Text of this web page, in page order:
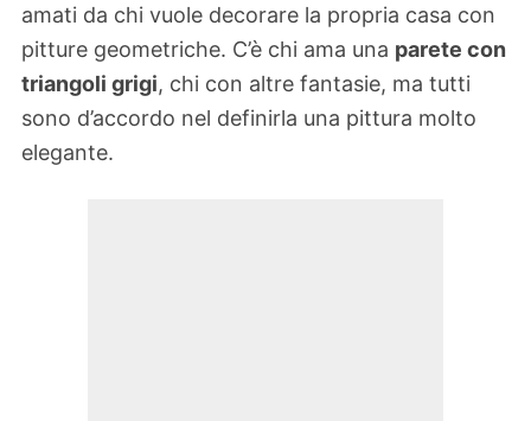
amati da chi vuole decorare la propria casa con
pitture geometriche. C’è chi ama una parete con
triangoli grigi, chi con altre fantasie, ma tutti
sono d’accordo nel definirla una pittura molto
elegante.